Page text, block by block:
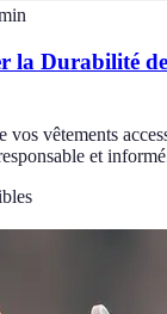
la Durabilité
vêtements
et